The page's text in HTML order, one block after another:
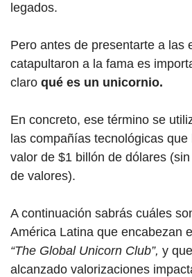
legados.
Pero antes de presentarte a las
catapultaron a la fama es
claro qué es un unicornio.
En concreto, ese término se
las compañías tecnológicas
valor de $1 billón de dólares
de valores).
A continuación sabrás cuáles
América Latina que encabezan
“The Global Unicorn Club”, y
alcanzado valorizaciones